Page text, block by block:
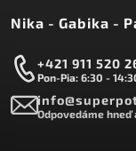
Nika - Gabika -
+421 911 520
Pon-Pia: 6:30 -
Odpovedáme hneď